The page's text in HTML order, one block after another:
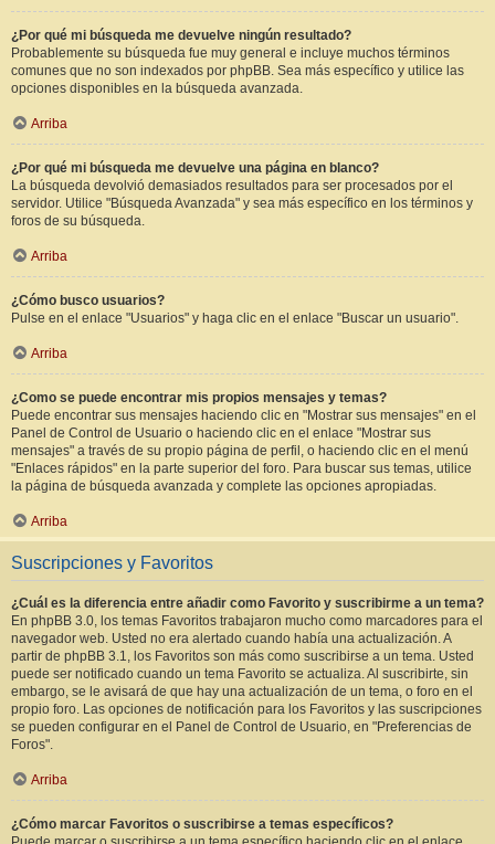
¿Por qué mi búsqueda me devuelve ningún resultado?
Probablemente su búsqueda fue muy general e incluye muchos términos
comunes que no son indexados por phpBB. Sea más específico y utilice las
opciones disponibles en la búsqueda avanzada.
Arriba
¿Por qué mi búsqueda me devuelve una página en blanco?
La búsqueda devolvió demasiados resultados para ser procesados por el
servidor. Utilice "Búsqueda Avanzada" y sea más específico en los términos y
foros de su búsqueda.
Arriba
¿Cómo busco usuarios?
Pulse en el enlace "Usuarios" y haga clic en el enlace "Buscar un usuario".
Arriba
¿Como se puede encontrar mis propios mensajes y temas?
Puede encontrar sus mensajes haciendo clic en "Mostrar sus mensajes" en el
Panel de Control de Usuario o haciendo clic en el enlace "Mostrar sus
mensajes" a través de su propio página de perfil, o haciendo clic en el menú
"Enlaces rápidos" en la parte superior del foro. Para buscar sus temas, utilice
la página de búsqueda avanzada y complete las opciones apropiadas.
Arriba
Suscripciones y Favoritos
¿Cuál es la diferencia entre añadir como Favorito y suscribirme a un tema?
En phpBB 3.0, los temas Favoritos trabajaron mucho como marcadores para el
navegador web. Usted no era alertado cuando había una actualización. A
partir de phpBB 3.1, los Favoritos son más como suscribirse a un tema. Usted
puede ser notificado cuando un tema Favorito se actualiza. Al suscribirte, sin
embargo, se le avisará de que hay una actualización de un tema, o foro en el
propio foro. Las opciones de notificación para los Favoritos y las suscripciones
se pueden configurar en el Panel de Control de Usuario, en "Preferencias de
Foros".
Arriba
¿Cómo marcar Favoritos o suscribirse a temas específicos?